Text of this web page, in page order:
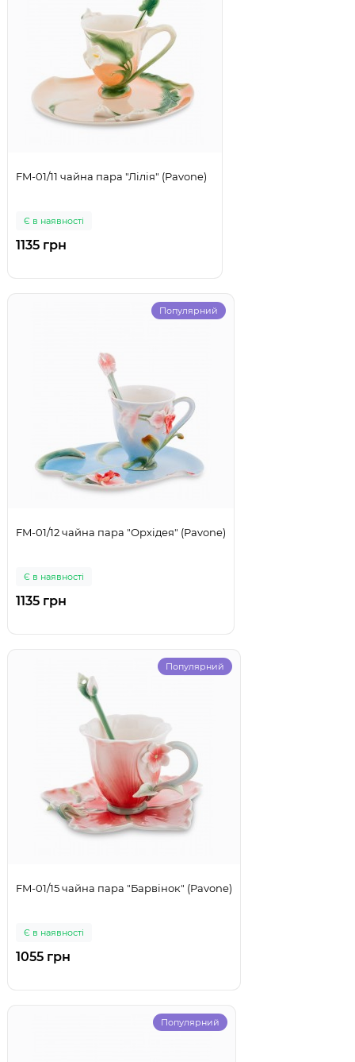
FM-01/11 чайна пара "Лілія" (Pavone)
Є в наявності
1135 грн
Популярний
FM-01/12 чайна пара "Орхідея" (Pavone)
Є в наявності
1135 грн
Популярний
FM-01/15 чайна пара "Барвінок" (Pavone)
Є в наявності
1055 грн
Популярний